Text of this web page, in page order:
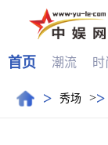
首页 潮流 时
> 秀场 >>